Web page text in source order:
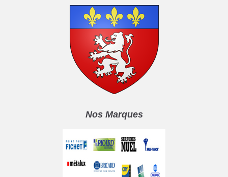
Nos Marques